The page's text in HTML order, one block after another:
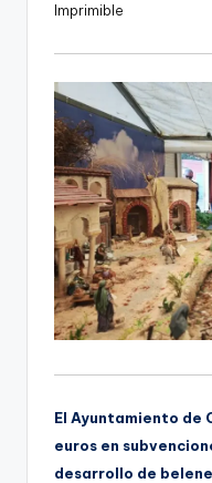
Imprimible
El Ayuntamiento de
euros en
desarrollo de